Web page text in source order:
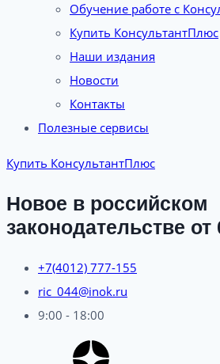
Обучение работе с
Купить КонсультантПлюс
Наши издания
Новости
Контакты
Полезные сервисы
Купить КонсультантПлюс
Новое в российском
законодательстве от
+7(4012) 777-155
ric_044@inok.ru
9:00 - 18:00